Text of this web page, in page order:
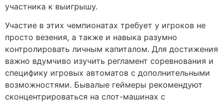
участника к выигрышу.
Участие в этих чемпионатах требует у игроков не
просто везения, а также и навыка разумно
контролировать личным капиталом. Для достижения
важно вдумчиво изучить регламент соревнования и
специфику игровых автоматов с дополнительными
возможностями. Бывалые геймеры рекомендуют
сконцентрироваться на слот-машинах с